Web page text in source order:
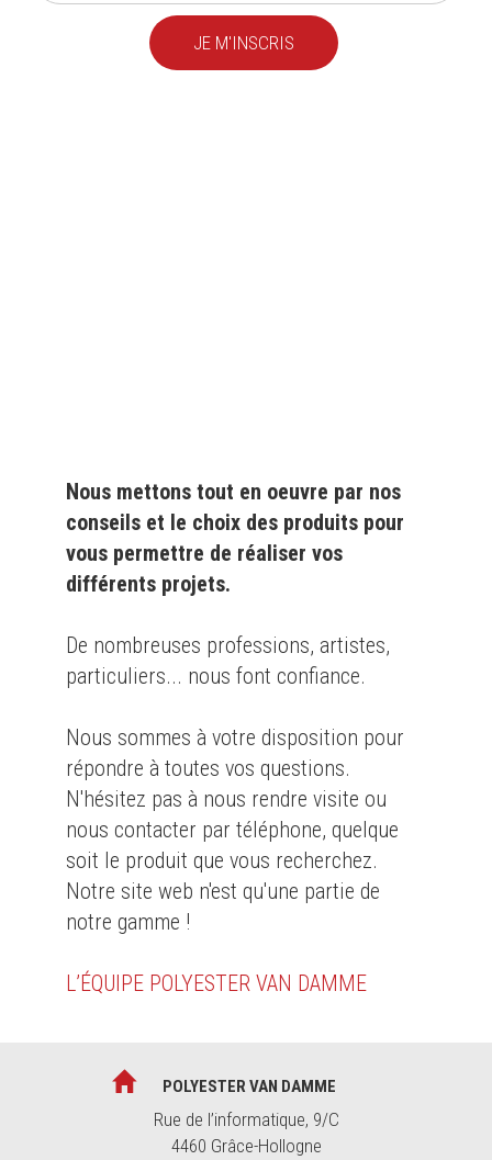
JE M'INSCRIS
Nous mettons tout en oeuvre par nos
conseils et le choix des produits pour
vous permettre de réaliser vos
différents projets.
De nombreuses professions, artistes,
particuliers... nous font confiance.
Nous sommes à votre disposition pour
répondre à toutes vos questions.
N'hésitez pas à nous rendre visite ou
nous contacter par téléphone, quelque
soit le produit que vous recherchez.
Notre site web n'est qu'une partie de
notre gamme !
L’ÉQUIPE POLYESTER VAN DAMME
POLYESTER VAN DAMME
Rue de l’informatique, 9/C
4460 Grâce-Hollogne